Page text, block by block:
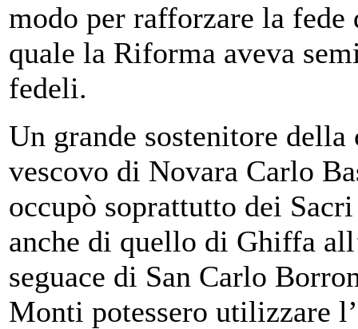
modo per rafforzare la
quale la Riforma aveva
fedeli.
Un grande sostenitore
vescovo di Novara Carlo
occupò soprattutto dei
anche di quello di Ghiffa
seguace di San Carlo
Monti potessero utilizzare